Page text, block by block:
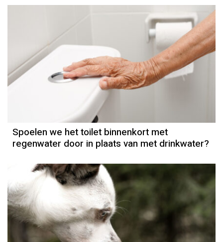
Spoelen we het toilet binnenkort met
regenwater door in plaats van met drinkwater?